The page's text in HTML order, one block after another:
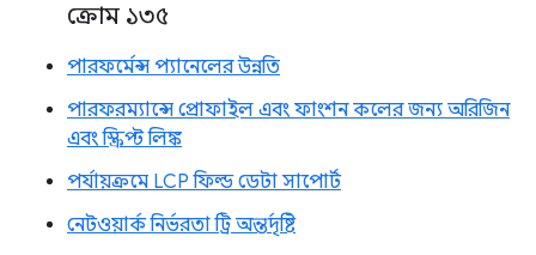
ক্রোম ১৩৫
পারফর্মেন্স প্যানেলের উন্নতি
পারফরম্যান্সে প্রোফাইল এবং ফাংশন কলের জন্য অরিজিন
এবং স্ক্রিপ্ট লিঙ্ক
পর্যায়ক্রমে LCP ফিল্ড ডেটা সাপোর্ট
নেটওয়ার্ক নির্ভরতা ট্রি অন্তর্দৃষ্টি